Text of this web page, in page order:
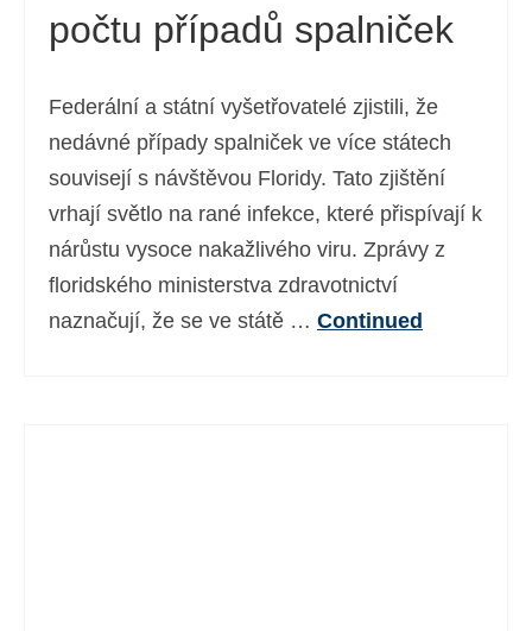
počtu případů spalniček
Federální a státní vyšetřovatelé zjistili, že
nedávné případy spalniček ve více státech
souvisejí s návštěvou Floridy. Tato zjištění
vrhají světlo na rané infekce, které přispívají k
nárůstu vysoce nakažlivého viru. Zprávy z
floridského ministerstva zdravotnictví
naznačují, že se ve státě … Continued